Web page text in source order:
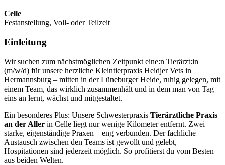
Celle
Festanstellung, Voll- oder Teilzeit
Einleitung
Wir suchen zum nächstmöglichen Zeitpunkt eine:n Tierärzt:in
(m/w/d) für unsere herzliche Kleintierpraxis Heidjer Vets in
Hermannsburg – mitten in der Lüneburger Heide, ruhig gelegen, mit
einem Team, das wirklich zusammenhält und in dem man von Tag
eins an lernt, wächst und mitgestaltet.
Ein besonderes Plus: Unsere Schwesterpraxis Tierärztliche Praxis
an der Aller in Celle liegt nur wenige Kilometer entfernt. Zwei
starke, eigenständige Praxen – eng verbunden. Der fachliche
Austausch zwischen den Teams ist gewollt und gelebt,
Hospitationen sind jederzeit möglich. So profitierst du vom Besten
aus beiden Welten.